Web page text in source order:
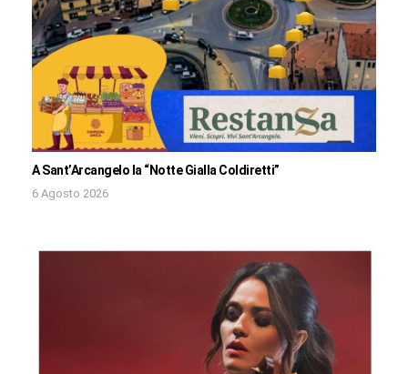
A Sant’Arcangelo la “Notte Gialla Coldiretti”
6 Agosto 2026